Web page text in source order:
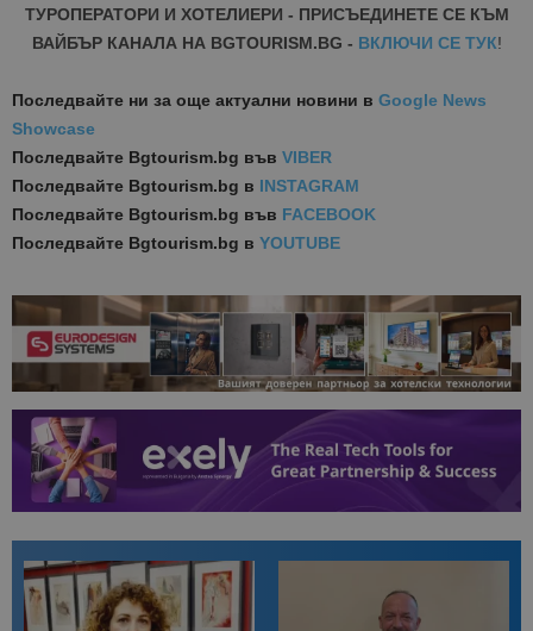
ТУРОПЕРАТОРИ И ХОТЕЛИЕРИ - ПРИСЪЕДИНЕТЕ СЕ КЪМ
ВАЙБЪР КАНАЛА НА BGTOURISM.BG - ВКЛЮЧИ СЕ ТУК!
Последвайте ни за още актуални новини в Google News
Showcase
Последвайте Bgtourism.bg във VIBER
Последвайте Bgtourism.bg в INSTAGRAM
Последвайте Bgtourism.bg във FACEBOOK
Последвайте Bgtourism.bg в YOUTUBE